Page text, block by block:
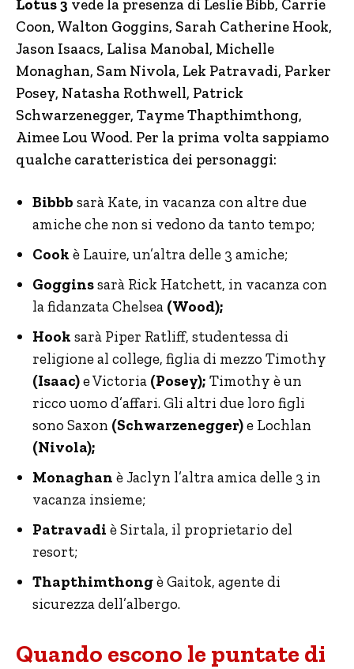
Lotus 3 vede la presenza di Leslie Bibb, Carrie
Coon, Walton Goggins, Sarah Catherine Hook,
Jason Isaacs, Lalisa Manobal, Michelle
Monaghan, Sam Nivola, Lek Patravadi, Parker
Posey, Natasha Rothwell, Patrick
Schwarzenegger, Tayme Thapthimthong,
Aimee Lou Wood. Per la prima volta sappiamo
qualche caratteristica dei personaggi:
Bibbb sarà Kate, in vacanza con altre due
amiche che non si vedono da tanto tempo;
Cook è Lauire, un’altra delle 3 amiche;
Gogginssarà Rick Hatchett, in vacanza con
la fidanzata Chelsea (Wood);
Hook sarà Piper Ratliff, studentessa di
religione al college, figlia di mezzo Timothy
(Isaac)e Victoria (Posey); Timothy è un
ricco uomo d’affari. Gli altri due loro figli
sono Saxon (Schwarzenegger)e Lochlan
(Nivola);
Monaghan è Jaclyn l’altra amica delle 3 in
vacanza insieme;
Patravadi è Sirtala, il proprietario del
resort;
Thapthimthongè Gaitok, agente di
sicurezza dell’albergo.
Quando escono le puntate di